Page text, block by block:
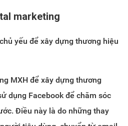
marketing
yếu để xây dựng thương hiệu
MXH để xây dựng thương
dụng Facebook để chăm sóc
Điều này là do những thay